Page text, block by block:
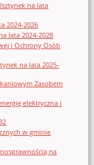
na lata
2024-2026
lata 2024-2028
i Ochrony Osób
na lata 2025-
Zasobem
elektryczna i
w gminie
na